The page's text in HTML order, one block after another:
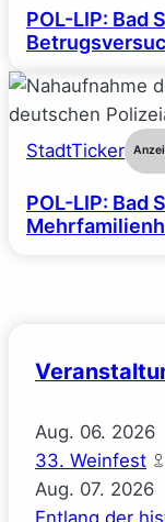
POL-LIP: Bad
StadtTicker
POL-LIP: Bad
Aug. 06. 2026
33. Weinfest
Aug. 07. 2026